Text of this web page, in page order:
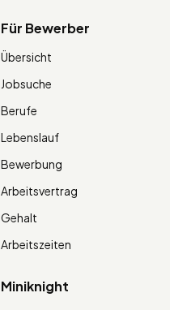
Für Bewerber
Übersicht
Jobsuche
Berufe
Lebenslauf
Bewerbung
Arbeitsvertrag
Gehalt
Arbeitszeiten
Miniknight